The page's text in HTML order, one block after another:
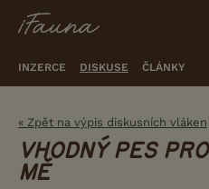
INZERCE DISKUSE ČLÁNKY
« Zpět na výpis diskusních vláken
VHODNÝ PES PRO
MĚ